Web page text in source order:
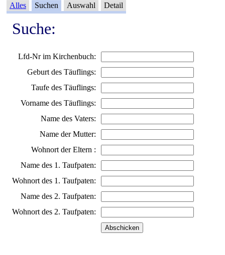
Alles Suchen Auswahl Detail
Suche:
Lfd-Nr im Kirchenbuch:
Geburt des Täuflings:
Taufe des Täuflings:
Vorname des Täuflings:
Name des Vaters:
Name der Mutter:
Wohnort der Eltern :
Name des 1. Taufpaten:
Wohnort des 1. Taufpaten:
Name des 2. Taufpaten:
Wohnort des 2. Taufpaten: